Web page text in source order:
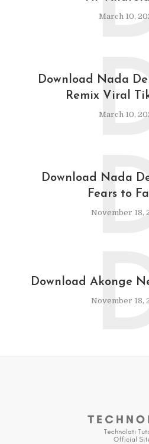
March 10,
Download Nada
Remix Viral
March 10,
Download Nada
Fears to
November 18,
Download Akonge
November 18,